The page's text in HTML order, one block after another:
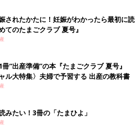
されたかたに！妊娠がわかったら最初に読
てのたまごクラブ 夏号』
冊“出産準備”の本『たまごクラブ 夏号』
ャル大特集〉夫婦で予習する 出産の教科書
みたい！3冊の「たまひよ」